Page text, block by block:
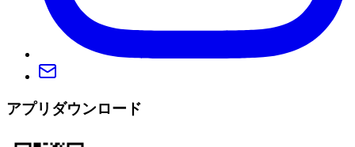
アプリダウンロード